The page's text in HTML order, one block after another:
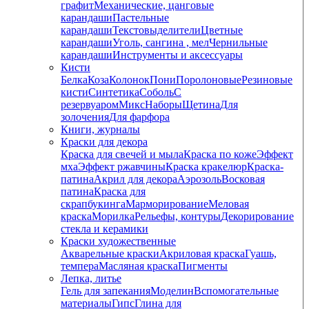
графитМеханические, цанговые
карандашиПастельные
карандашиТекстовыделителиЦветные
карандашиУголь, сангина , мелЧернильные
карандашиИнструменты и аксессуары
Кисти
БелкаКозаКолонокПониПоролоновыеРезиновые
кистиСинтетикаСобольС
резервуаромМиксНаборыЩетинаДля
золоченияДля фарфора
Книги, журналы
Краски для декора
Краска для свечей и мылаКраска по кожеЭффект
мхаЭффект ржавчиныКраска кракелюрКраска-
патинаАкрил для декораАэрозольВосковая
патинаКраска для
скрапбукингаМарморированиеМеловая
краскаМорилкаРельефы, контурыДекорирование
стекла и керамики
Краски художественные
Акварельные краскиАкриловая краскаГуашь,
темпераМасляная краскаПигменты
Лепка, литье
Гель для запеканияМоделинВспомогательные
материалыГипсГлина для